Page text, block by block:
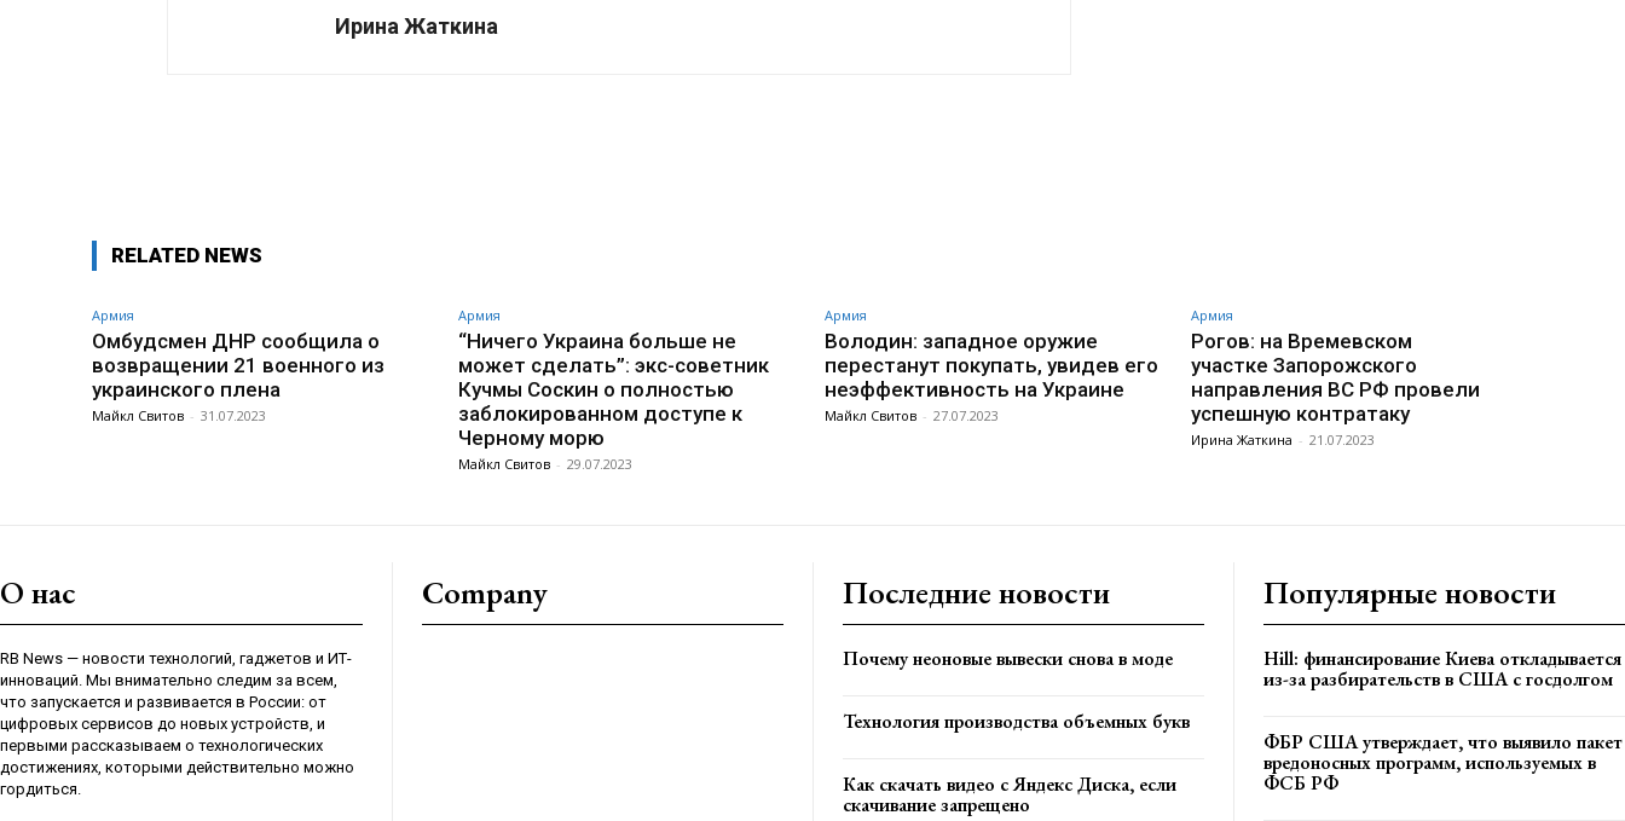
Ирина Жаткина
RELATED NEWS
Армия
Омбудсмен ДНР сообщила о
возвращении 21 военного из
украинского плена
Майкл Свитов - 31.07.2023
Армия
“Ничего Украина больше не
может сделать”: экс-советник
Кучмы Соскин о полностью
заблокированном доступе к
Черному морю
Майкл Свитов - 29.07.2023
Армия
Володин: западное оружие
перестанут покупать, увидев его
неэффективность на Украине
Майкл Свитов - 27.07.2023
Армия
Рогов: на Времевском
участке Запорожского
направления ВС РФ провели
успешную контратаку
Ирина Жаткина - 21.07.2023
О нас
RB News — новости технологий, гаджетов и ИТ-
инноваций. Мы внимательно следим за всем,
что запускается и развивается в России: от
цифровых сервисов до новых устройств, и
первыми рассказываем о технологических
достижениях, которыми действительно можно
гордиться.
Company Последние новости
Почему неоновые вывески снова в моде
Технология производства объемных букв
Как скачать видео с Яндекс Диска, если
скачивание запрещено
Популярные новости
Hill: финансирование Киева откладывается
из-за разбирательств в США с госдолгом
ФБР США утверждает, что выявило пакет
вредоносных программ, используемых в
ФСБ РФ